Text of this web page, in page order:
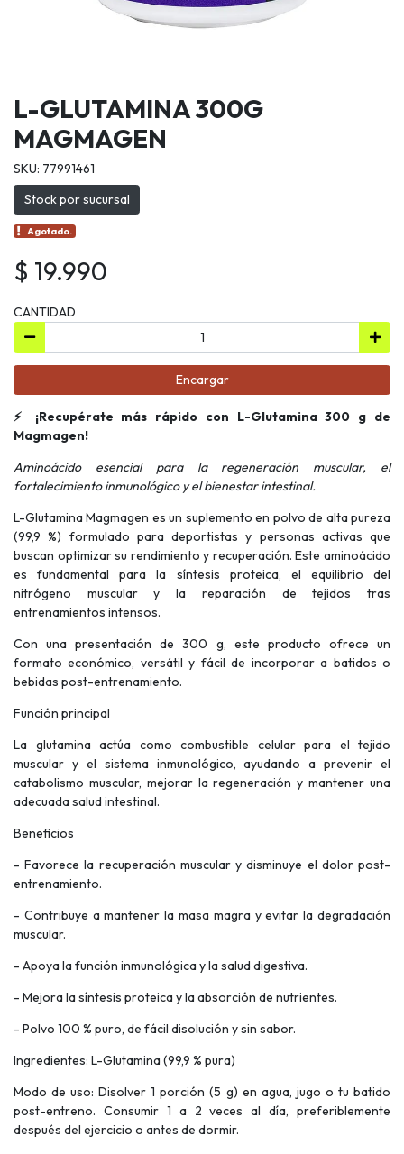
L-GLUTAMINA 300G
MAGMAGEN
SKU: 77991461
Stock por sucursal
Agotado.
$ 19.990
CANTIDAD
Encargar
⚡ ¡Recupérate más rápido con L-Glutamina 300 g de
Magmagen!
Aminoácido esencial para la regeneración muscular, el
fortalecimiento inmunológico y el bienestar intestinal.
L-Glutamina Magmagen es un suplemento en polvo de alta pureza
(99,9 %) formulado para deportistas y personas activas que
buscan optimizar su rendimiento y recuperación. Este aminoácido
es fundamental para la síntesis proteica, el equilibrio del
nitrógeno muscular y la reparación de tejidos tras
entrenamientos intensos.
Con una presentación de 300 g, este producto ofrece un
formato económico, versátil y fácil de incorporar a batidos o
bebidas post-entrenamiento.
Función principal
La glutamina actúa como combustible celular para el tejido
muscular y el sistema inmunológico, ayudando a prevenir el
catabolismo muscular, mejorar la regeneración y mantener una
adecuada salud intestinal.
Beneficios
- Favorece la recuperación muscular y disminuye el dolor post-
entrenamiento.
- Contribuye a mantener la masa magra y evitar la degradación
muscular.
- Apoya la función inmunológica y la salud digestiva.
- Mejora la síntesis proteica y la absorción de nutrientes.
- Polvo 100 % puro, de fácil disolución y sin sabor.
Ingredientes: L-Glutamina (99,9 % pura)
Modo de uso: Disolver 1 porción (5 g) en agua, jugo o tu batido
post-entreno. Consumir 1 a 2 veces al día, preferiblemente
después del ejercicio o antes de dormir.